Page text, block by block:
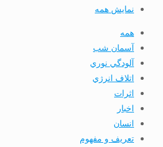
نمایش همه
همه
آسمان شب
آلودگي نوري
اتلاف انرژي
اثرات
اخبار
انسان
تعريف و مفهوم